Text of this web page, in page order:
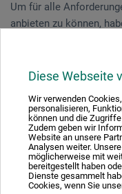
Diese Webseite
Wir verwenden
personalisieren,
können und die
Zudem geben wir
Website an unsere
Analysen weiter.
möglicherweise mit
bereitgestellt haben
Dienste gesammelt
Cookies, wenn Sie
Um für alle
anbieten zu können,
Besuchen Sie unsere
Teilen: